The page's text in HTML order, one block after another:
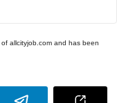
allcityjob.com and has been